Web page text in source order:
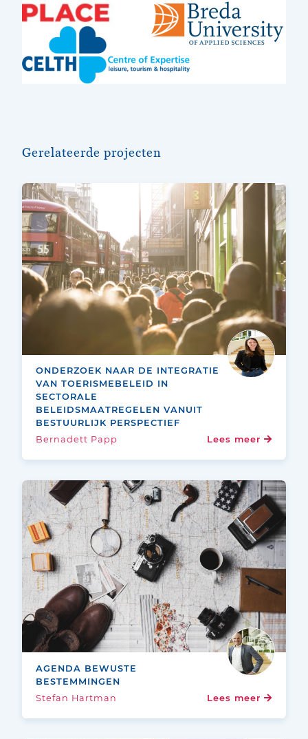
Gerelateerde projecten
ONDERZOEK NAAR DE INTEGRATIE
VAN TOERISMEBELEID IN
SECTORALE
BELEIDSMAATREGELEN VANUIT
BESTUURLIJK PERSPECTIEF
Bernadett Papp
Lees meer
AGENDA BEWUSTE
BESTEMMINGEN
Stefan Hartman
Lees meer